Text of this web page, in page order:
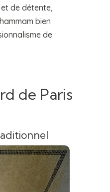
de détente,
bien
de
de Paris